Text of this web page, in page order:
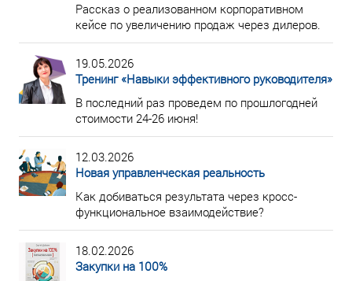
Рассказ о реализованном корпоративном
кейсе по увеличению продаж через дилеров.
19.05.2026
Тренинг «Навыки эффективного руководителя»
В последний раз проведем по прошлогодней
стоимости 24-26 июня!
12.03.2026
Новая управленческая реальность
Как добиваться результата через кросс-
функциональное взаимодействие?
18.02.2026
Закупки на 100%